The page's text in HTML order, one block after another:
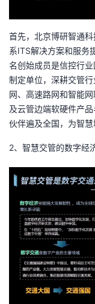
首先，北京博研智通
系ITS解决方案和服务
名创始成员是信控行
制定单位，深耕交管
网、高速路网和智能
及云管边端软硬件产
伙伴遍及全国，为智慧
2、智慧交管的数字经